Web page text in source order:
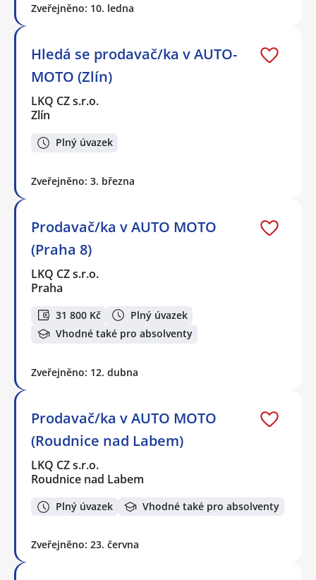
Zveřejněno: 10. ledna
Hledá se prodavač/ka v AUTO-
MOTO (Zlín)
LKQ CZ s.r.o.
Zlín
Plný úvazek
Zveřejněno: 3. března
Prodavač/ka v AUTO MOTO
(Praha 8)
LKQ CZ s.r.o.
Praha
31 800 Kč
Plný úvazek
Vhodné také pro absolventy
Zveřejněno: 12. dubna
Prodavač/ka v AUTO MOTO
(Roudnice nad Labem)
LKQ CZ s.r.o.
Roudnice nad Labem
Plný úvazek Vhodné také pro absolventy
Zveřejněno: 23. června